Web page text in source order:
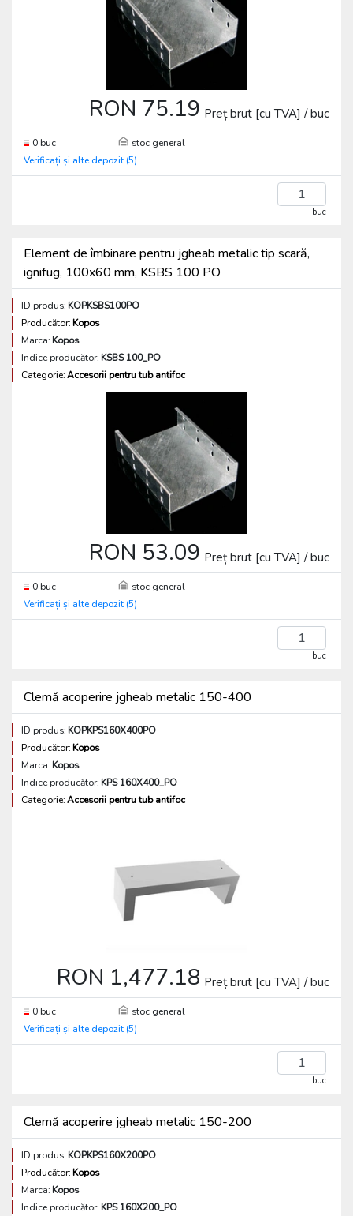
RON 75.19 Preț brut [cu TVA] / buc
0 buc
stoc general
Verificați și alte depozit (5)
buc
Element de îmbinare pentru jgheab metalic tip scară,
ignifug, 100x60 mm, KSBS 100 PO
ID produs:KOPKSBS100PO
Producător:Kopos
Marca:Kopos
Indice producător:KSBS 100_PO
Categorie:Accesorii pentru tub antifoc
RON 53.09 Preț brut [cu TVA] / buc
0 buc
stoc general
Verificați și alte depozit (5)
buc
Clemă acoperire jgheab metalic 150-400
ID produs:KOPKPS160X400PO
Producător:Kopos
Marca:Kopos
Indice producător:KPS 160X400_PO
Categorie:Accesorii pentru tub antifoc
RON 1,477.18 Preț brut [cu TVA] / buc
0 buc
stoc general
Verificați și alte depozit (5)
buc
Clemă acoperire jgheab metalic 150-200
ID produs:KOPKPS160X200PO
Producător:Kopos
Marca:Kopos
Indice producător:KPS 160X200_PO